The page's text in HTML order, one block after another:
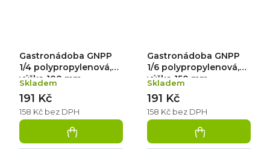
Gastronádoba GNPP
1/4 polypropylenová,
výška 100 mm
Skladem
158 Kč bez DPH
191 Kč
Gastronádoba GNPP
1/6 polypropylenová,
výška 150 mm
Skladem
158 Kč bez DPH
191 Kč